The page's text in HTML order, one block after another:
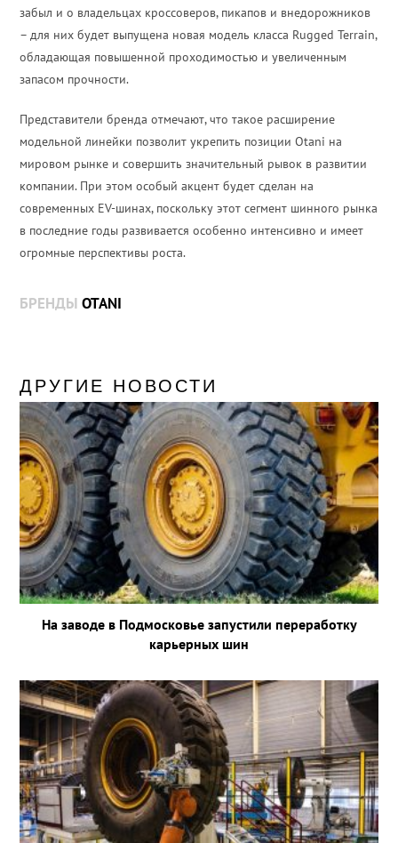
забыл и о владельцах кроссоверов, пикапов и внедорожников
– для них будет выпущена новая модель класса Rugged Terrain,
обладающая повышенной проходимостью и увеличенным
запасом прочности.
Представители бренда отмечают, что такое расширение
модельной линейки позволит укрепить позиции Otani на
мировом рынке и совершить значительный рывок в развитии
компании. При этом особый акцент будет сделан на
современных EV-шинах, поскольку этот сегмент шинного рынка
в последние годы развивается особенно интенсивно и имеет
огромные перспективы роста.
БРЕНДЫOTANI
ДРУГИЕ НОВОСТИ
На заводе в Подмосковье запустили переработку
карьерных шин